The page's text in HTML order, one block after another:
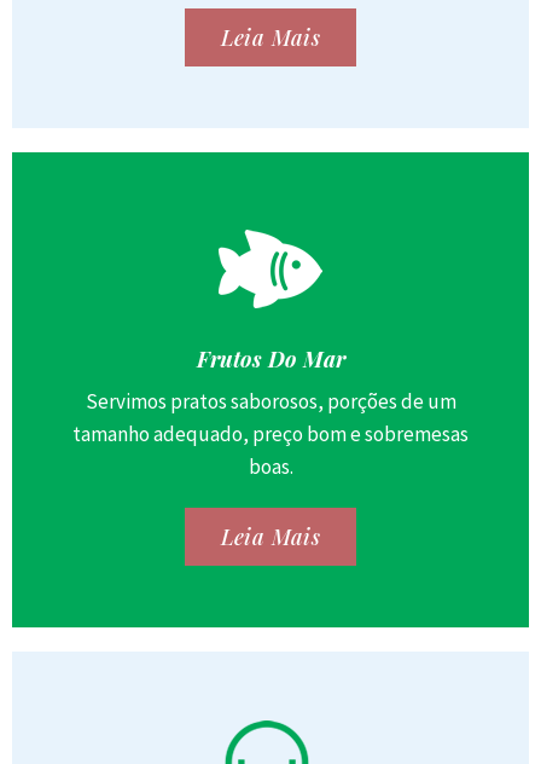
Leia Mais
Frutos Do Mar
Servimos pratos saborosos, porções de um
tamanho adequado, preço bom e sobremesas
boas.
Leia Mais